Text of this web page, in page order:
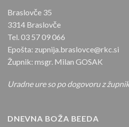
Braslovče 35
3314 Braslovče
Tel. 03 57 09 066
Epošta: zupnija.braslovce@rkc.si
Župnik: msgr. Milan GOSAK
Uradne ure so po dogovoru z
DNEVNA BOŽA BEEDA